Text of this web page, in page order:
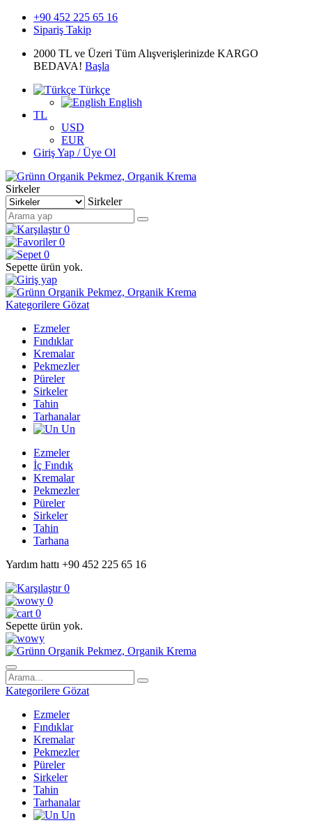
+90 452 225 65 16
Sipariş Takip
2000 TL ve Üzeri Tüm Alışverişlerinizde KARGO
BEDAVA! Başla
Türkçe
English
TL
USD
EUR
Giriş Yap / Üye Ol
Sirkeler
Sirkeler
0
0
0
Sepette ürün yok.
Kategorilere Gözat
Ezmeler
Fındıklar
Kremalar
Pekmezler
Püreler
Sirkeler
Tahin
Tarhanalar
Un
Ezmeler
İç Fındık
Kremalar
Pekmezler
Püreler
Sirkeler
Tahin
Tarhana
Yardım hattı +90 452 225 65 16
0
0
0
Sepette ürün yok.
Kategorilere Gözat
Ezmeler
Fındıklar
Kremalar
Pekmezler
Püreler
Sirkeler
Tahin
Tarhanalar
Un